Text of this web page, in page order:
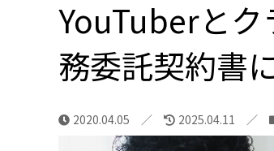
YouTuberとク
務委託契約書
2020.04.05 2025.04.11